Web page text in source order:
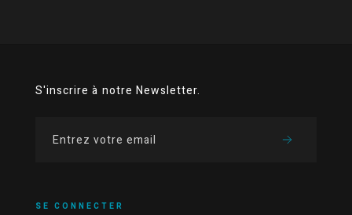
S'inscrire à notre Newsletter.
SE CONNECTER